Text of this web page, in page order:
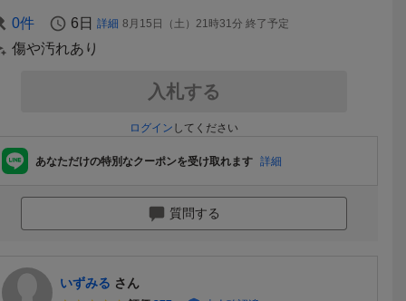
0件 6日 詳細 8月15日（土）21時31分 終了予定
傷や汚れあり
入札する
ログイン してください
あなただけの特別なクーポンを受け取れます 詳細
質問する
いずみる さん